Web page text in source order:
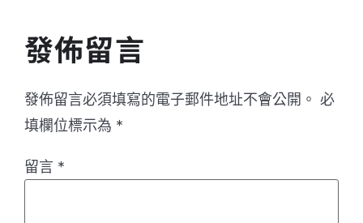
發佈留言
發佈留言必須填寫的電子郵件地址不會公開。 必
填欄位標示為 *
留言 *